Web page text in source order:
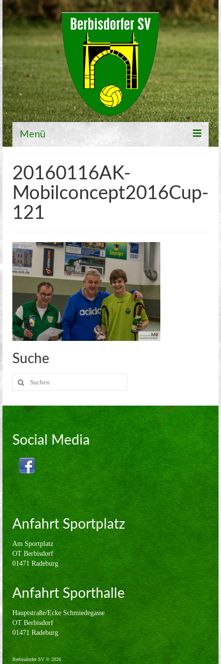
Menü
Fußball
2. Mannschaft
2. Stadtklasse Dresden
Alte Herren
Jugend
Aerobic
Kegel Clubs
Trainingszeiten und Ansprechpartner
Meisterschaft
Volleyball
Verein
Sponsoren
Kontakt
Impressum
20160116AK-
Mobilconcept2016Cup-
121
Suche
Suche
nach:
Social Media
Anfahrt Sportplatz
Am Sportplatz
OT Berbisdorf
01471 Radeburg
Anfahrt Sporthalle
Hauptstraße/Ecke Schmiedegasse
OT Berbisdorf
01471 Radeburg
Berbisdorfer SV © 2026